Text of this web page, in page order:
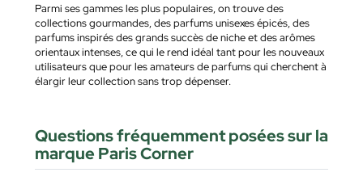
Parmi ses gammes les plus populaires, on trouve des
collections gourmandes, des parfums unisexes épicés, des
parfums inspirés des grands succès de niche et des arômes
orientaux intenses, ce qui le rend idéal tant pour les nouveaux
utilisateurs que pour les amateurs de parfums qui cherchent à
élargir leur collection sans trop dépenser.
Questions fréquemment posées sur la
marque Paris Corner